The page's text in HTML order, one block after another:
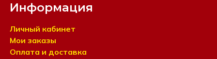
Информация
Личный кабинет
Мои заказы
Оплата и доставка